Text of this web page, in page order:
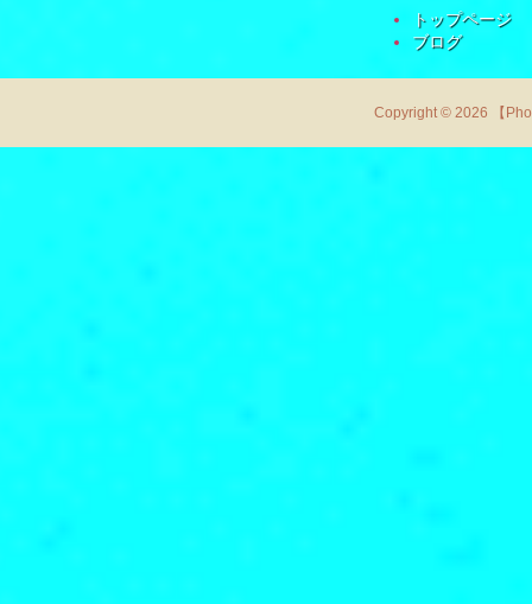
トップページ
ブログ
Copyright © 2026 【